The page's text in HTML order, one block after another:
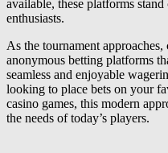
available, these platforms
enthusiasts.
As the tournament
anonymous betting platforms
seamless and enjoyable
looking to place bets on your
casino games, this modern
the needs of today’s players.